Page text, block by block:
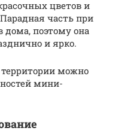
цветов и
часть при
дома, поэтому она
и ярко.
можно
мини-